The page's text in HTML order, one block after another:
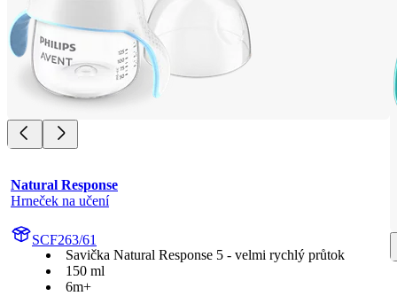
Natural Response
Hrneček na učení
SCF263/61
Savička Natural Response 5 - velmi rychlý průtok
150 ml
6m+